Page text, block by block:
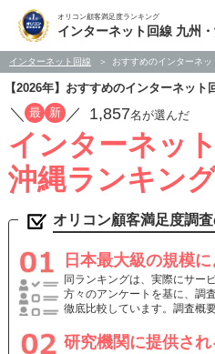
オリコン顧客満足度ランキング
インターネット回線 九州
インターネット回線 おすすめのインターネ
【2026年】おすすめのインターネッ
／ 最 新 ／ 1,857名が選んだ
インターネッ
沖縄ランキン
オリコン顧客満足度調
日本最大級の規模
同ランキングは、実際にサー
方々のアンケートを基に、調
徹底比較しています。調査概
研究機関に提供さ